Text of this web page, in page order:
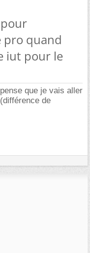
pro quand
iut pour le
que je vais aller
de